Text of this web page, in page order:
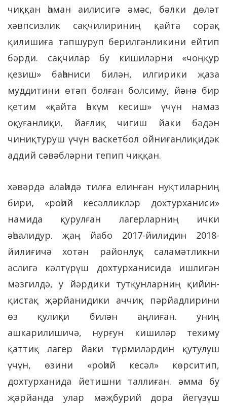
чиққан һаман аилисигә әмәс, бәлки дөләт
хәвпсизлик сақчилириниң қайта сорақ
қилишиға тапшуруп берилгәнликини ейтип
бәрди. сақчилар бу кишиләрни «чоңқур
қезиш» баһаниси билән, илгирики җаза
муддитини өтәп болған болсиму, йәнә бир
қетим «қайта һөкүм кесиш» үчүн намаз
оқуғанлиқи, йағлиқ чигиш йаки бәдән
чиниқтуруш үчүн васкетбол ойниғанлиқидәк
аддий сәвәбләрни тепип чиққан.
хәвәрдә алаһидә тилға елинған нуқтиларниң
бири, «роһий кесәлликләр дохтурханиси»
намида қурулған лагерларниң ички
әһвалидур. җаң йабо 2017-йилидин 2018-
йилиғичә хотән районлуқ саламәтликни
әслигә кәлтүрүш дохтурханисида ишлигән
мәзгилдә, у йәрдики тутқунларниң қийин-
қистақ җәрйанидики аччиқ пәрйадлирини
өз қулиқи билән аңлиған. униң
ашкарилишичә, нурғун кишиләр техиму
қаттиқ лагер йаки түрмиләрдин қутулуш
үчүн, өзини «роһий кесәл» көрситип,
дохтурханида йетишни таллиған. әмма бу
җәрйанда улар мәҗбурий дора йегүзүш